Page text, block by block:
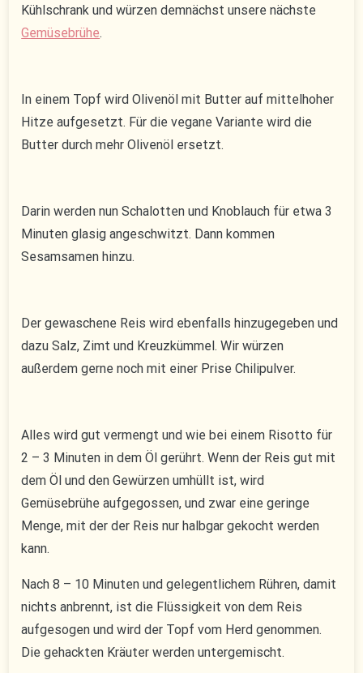
Kühlschrank und würzen demnächst unsere nächste
Gemüsebrühe.
In einem Topf wird Olivenöl mit Butter auf mittelhoher
Hitze aufgesetzt. Für die vegane Variante wird die
Butter durch mehr Olivenöl ersetzt.
Darin werden nun Schalotten und Knoblauch für etwa 3
Minuten glasig angeschwitzt. Dann kommen
Sesamsamen hinzu.
Der gewaschene Reis wird ebenfalls hinzugegeben und
dazu Salz, Zimt und Kreuzkümmel. Wir würzen
außerdem gerne noch mit einer Prise Chilipulver.
Alles wird gut vermengt und wie bei einem Risotto für
2 – 3 Minuten in dem Öl gerührt. Wenn der Reis gut mit
dem Öl und den Gewürzen umhüllt ist, wird
Gemüsebrühe aufgegossen, und zwar eine geringe
Menge, mit der der Reis nur halbgar gekocht werden
kann.
Nach 8 – 10 Minuten und gelegentlichem Rühren, damit
nichts anbrennt, ist die Flüssigkeit von dem Reis
aufgesogen und wird der Topf vom Herd genommen.
Die gehackten Kräuter werden untergemischt.